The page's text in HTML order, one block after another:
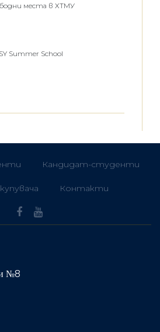
места в ХТМУ
Summer School
Кандидат-студенти
Контакти
№8